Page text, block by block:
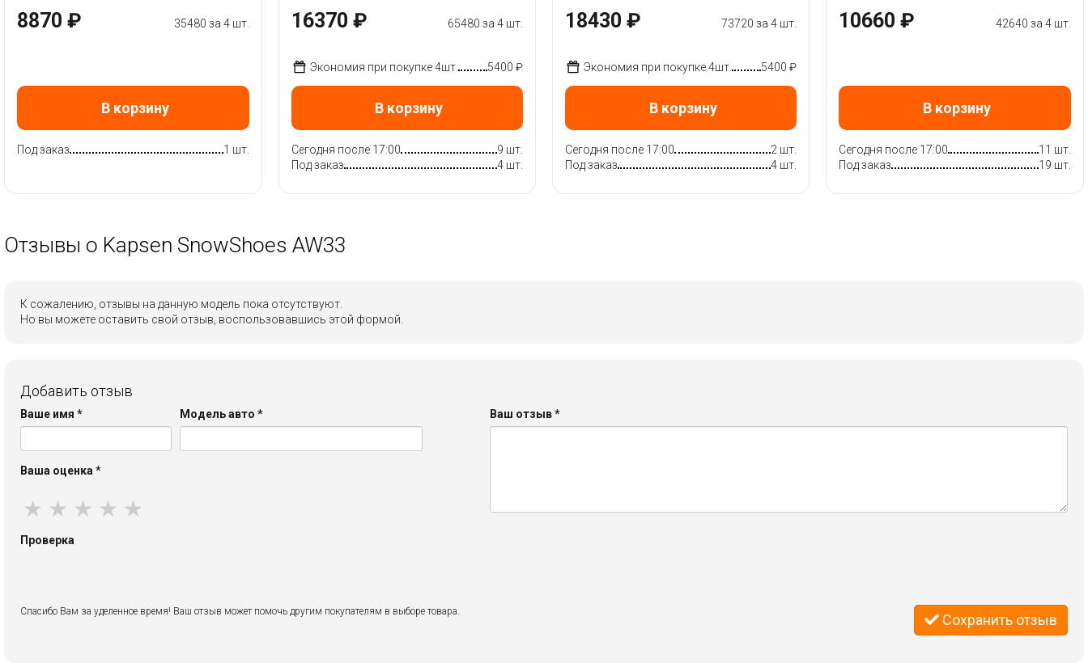
8870 ₽ 35480 за 4 шт.
В корзину
Под заказ 1 шт.
16370 ₽ 65480 за 4 шт.
Экономия при покупке 4шт. 5400 ₽
В корзину
Сегодня после 17:00
9 шт.
Под заказ
4 шт.
18430 ₽ 73720 за 4 шт.
Экономия при покупке 4шт. 5400 ₽
В корзину
Сегодня после 17:00
2 шт.
Под заказ
4 шт.
10660 ₽ 42640 за 4 шт.
В корзину
Сегодня после 17:00
11 шт.
Под заказ
19 шт.
Отзывы о Kapsen SnowShoes AW33
К сожалению, отзывы на данную модель пока отсутствуют.
Но вы можете оставить свой отзыв, воспользовавшись этой формой.
Добавить отзыв
Ваше имя * Модель авто*
Ваша оценка *
★ ★ ★ ★ ★
Ваш отзыв*
Проверка
Спасибо Вам за уделенное время! Ваш отзыв может помочь другим покупателям в выборе товара. Сохранить отзыв